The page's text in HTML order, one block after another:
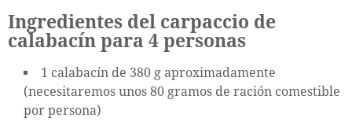
Ingredientes del carpaccio de
calabacín para 4 personas
1 calabacín de 380 g aproximadamente
(necesitaremos unos 80 gramos de ración comestible
por persona)